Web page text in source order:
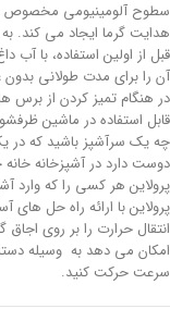
سطوح آلومینیومی مخصوص
هدایت گرما ایجاد می کند.
قبل از اولین استفاده، با آب
آن را برای مدت طولانی بدون
در هنگام تمیز کردن از برس
قابل استفاده در ماشین
چه یک سرآشپز باشید که در
دوست دارد در آشپزخانه
پرولاین هر کسی را که وارد
پرولاین با ارائه راه حل های
انتقال حرارت را بر روی
امکان می دهد به وسیله
سرعت حرکت کنید.